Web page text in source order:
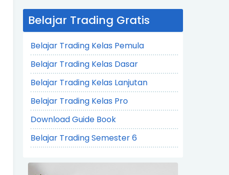
Belajar Trading Gratis
Belajar Trading Kelas Pemula
Belajar Trading Kelas Dasar
Belajar Trading Kelas Lanjutan
Belajar Trading Kelas Pro
Download Guide Book
Belajar Trading Semester 6